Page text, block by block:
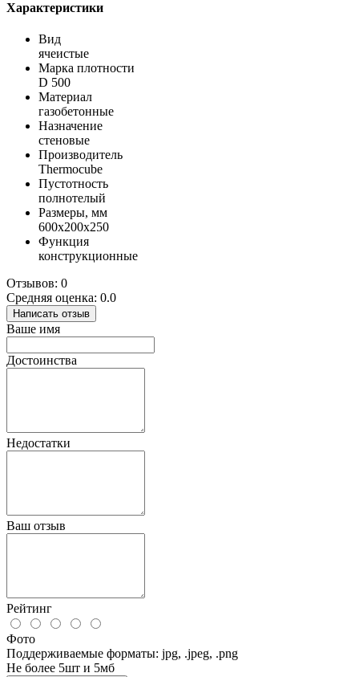
Характеристики
Вид
ячеистые
Марка плотности
D 500
Материал
газобетонные
Назначение
стеновые
Производитель
Thermocube
Пустотность
полнотелый
Размеры, мм
600х200х250
Функция
конструкционные
Отзывов: 0
Средняя оценка: 0.0
Написать отзыв
Ваше имя
Достоинства
Недостатки
Ваш отзыв
Рейтинг
Фото
Поддерживаемые форматы: jpg, .jpeg, .png
Не более 5шт и 5мб